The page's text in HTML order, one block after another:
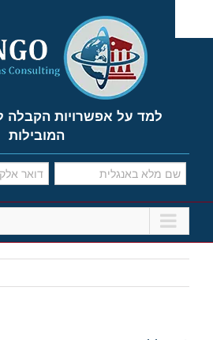
content
המובילות